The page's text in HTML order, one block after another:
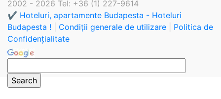
2002 - 2026 Tel: +36 (1) 227-9614
✔️ Hoteluri, apartamente Budapesta - Hoteluri
Budapesta !
Condiții generale de utilizare
Politica de
Confidențialitate